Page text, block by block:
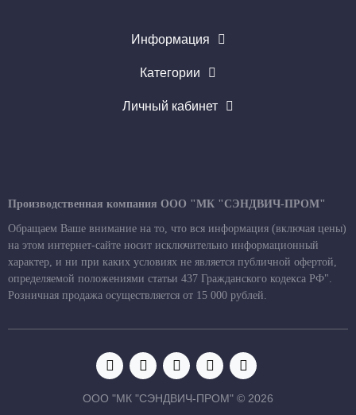
Информация
Категории
Личный кабинет
Производственная компания ООО "МК "СЭНДВИЧ-ПРОМ"
Обращаем Ваше внимание на то, что вся информация (включая цены)
на этом интернет-сайте носит исключительно информационный
характер, и ни при каких условиях не является публичной офертой,
определяемой положениями статьи 437 Гражданского кодекса РФ".
Розничная продажа осуществляется от 15 000 рублей.
ООО "МК "СЭНДВИЧ-ПРОМ" © 2026